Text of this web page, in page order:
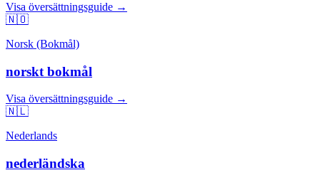
Visa översättningsguide →
🇳🇴
Norsk (Bokmål)
norskt bokmål
Visa översättningsguide →
🇳🇱
Nederlands
nederländska